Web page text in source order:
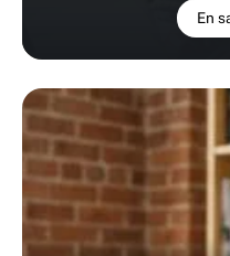
En